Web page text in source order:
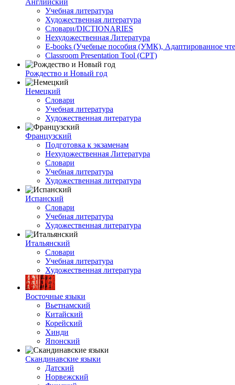
Английский
Учебная литература
Художественная литература
Словари/DICTIONARIES
Нехудожественная Литература
E-books (Учебные пособия (УМК), Адаптированное
Classroom Presentation Tool (CPT)
Рождество и Новый год
Немецкий
Словари
Учебная литература
Художественная литература
Французский
Подготовка к экзаменам
Нехудожественная Литература
Словари
Учебная литература
Художественная литература
Испанский
Словари
Учебная литература
Художественная литература
Итальянский
Словари
Учебная литература
Художественная литература
Восточные языки
Вьетнамский
Китайский
Корейский
Хинди
Японский
Скандинавские языки
Датский
Норвежский